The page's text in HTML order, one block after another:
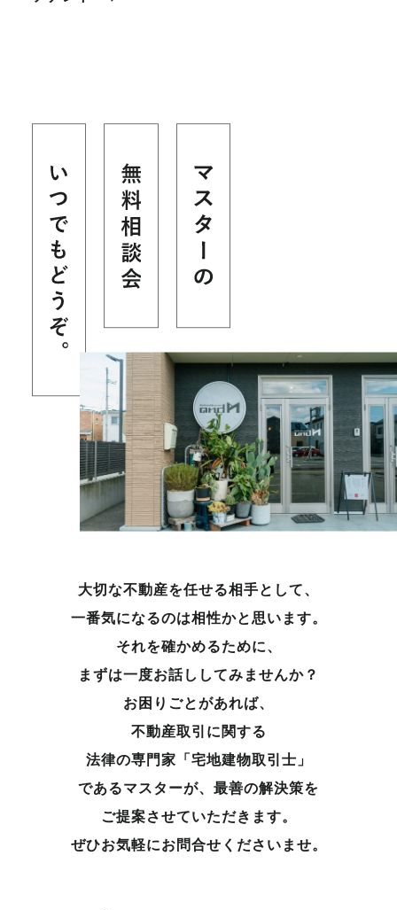
大切な不動産を任せる相手として、
一番気になるのは相性かと思います。
それを確かめるために、
まずは一度お話ししてみませんか？
お困りごとがあれば、
不動産取引に関する
法律の専門家「宅地建物取引士」
であるマスターが、 最善の解決策を
ご提案させていただきます。
ぜひお気軽にお問合せくださいませ。